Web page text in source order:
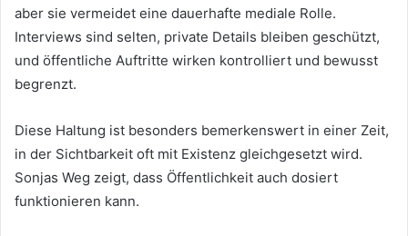
aber sie vermeidet eine dauerhafte mediale Rolle.
Interviews sind selten, private Details bleiben geschützt,
und öffentliche Auftritte wirken kontrolliert und bewusst
begrenzt.
Diese Haltung ist besonders bemerkenswert in einer Zeit,
in der Sichtbarkeit oft mit Existenz gleichgesetzt wird.
Sonjas Weg zeigt, dass Öffentlichkeit auch dosiert
funktionieren kann.